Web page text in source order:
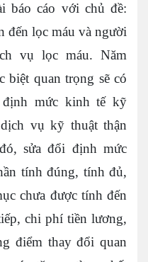
báo cáo với chủ đề:
đến lọc máu và người
vụ lọc máu. Năm
biệt quan trọng sẽ có
mức kinh tế kỹ
vụ kỹ thuật thận
sửa đổi định mức
tính đúng, tính đủ,
chưa được tính đến
chi phí tiền lương,
điểm thay đổi quan